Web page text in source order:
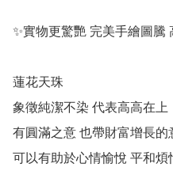
✨實物更驚艷 完美手繪圖騰
蓮花天珠
象徵純潔不染 代表高高在上
有圓滿之意 也帶財富增長的
可以有助於心情愉悅 平和煩